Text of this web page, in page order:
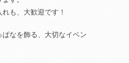
も、大歓迎です！
ぱなを飾る、大切なイベン